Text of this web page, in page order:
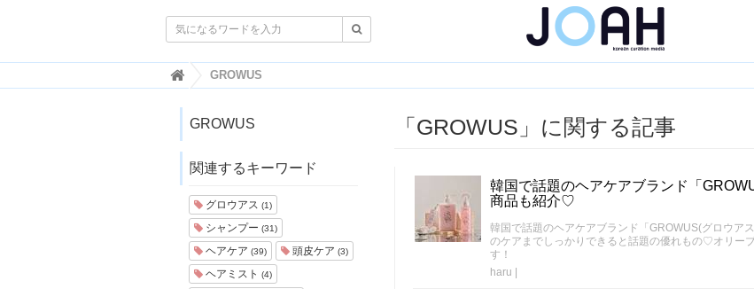
韓
国
レ
情
・
韓
国
ま
と
め
GROWUS
GROWUS
関連するキーワード
グロウアス (1)
シャンプー (31)
ヘアケア (39) 頭皮ケア (3)
ヘアミスト (4)
「GROWUS」に関する記事
韓国で話題のヘアケアブランド「
商品も紹介♡
韓国で話題のヘアケアブランド「GROWUS(グロウア
のケアまでしっかりできると話題の優れもの♡オリー
す！
haru